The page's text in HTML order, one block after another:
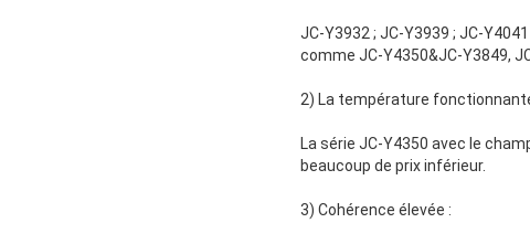
JC-Y3932 ; JC-Y3939 ; JC-
comme JC-Y4350&JC-Y3849,
2) La température
La série JC-Y4350 avec le
beaucoup de prix inférieur.
3) Cohérence élevée :